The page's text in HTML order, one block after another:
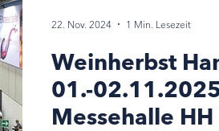
Weinherbst
01.-
Messehalle HH
22. Nov. 2024 1 Min. Lesezeit